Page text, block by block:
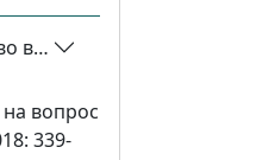
адресатом
вопрос
339-